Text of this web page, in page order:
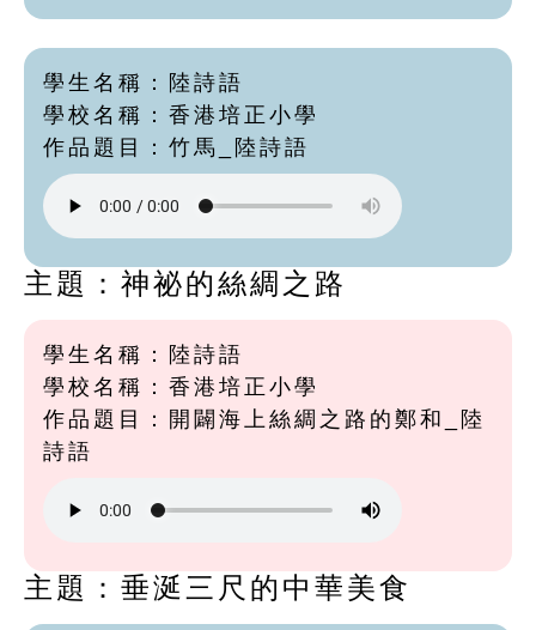
學生名稱：陸詩語
學校名稱：香港培正小學
作品題目：竹馬_陸詩語
主題：神祕的絲綢之路
學生名稱：陸詩語
學校名稱：香港培正小學
作品題目：開闢海上絲綢之路的鄭和_陸
詩語
主題：垂涎三尺的中華美食